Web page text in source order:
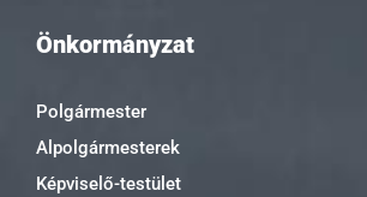
Önkormányzat
Polgármester
Alpolgármesterek
Képviselő-testület